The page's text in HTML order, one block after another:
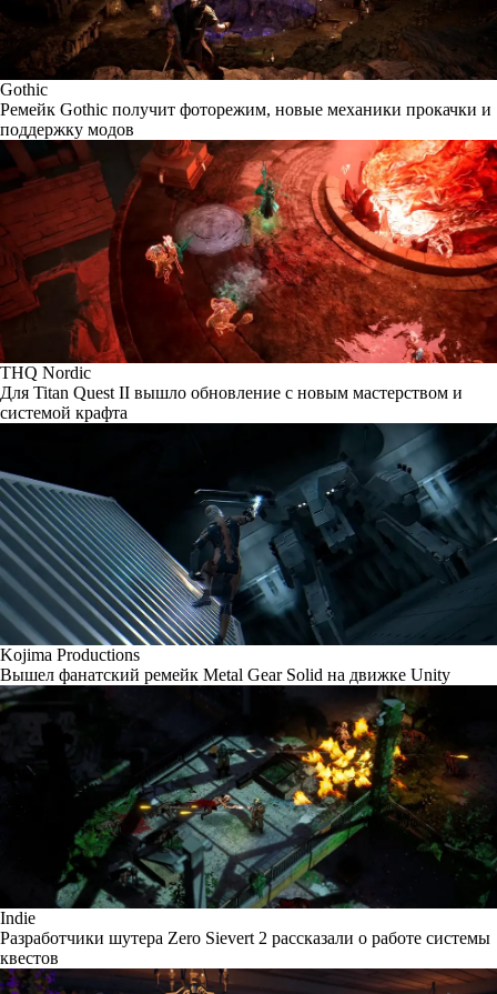
Gothic
Ремейк Gothic получит фоторежим, новые механики прокачки и
поддержку модов
THQ Nordic
Для Titan Quest II вышло обновление с новым мастерством и
системой крафта
Kojima Productions
Вышел фанатский ремейк Metal Gear Solid на движке Unity
Indie
Разработчики шутера Zero Sievert 2 рассказали о работе системы
квестов